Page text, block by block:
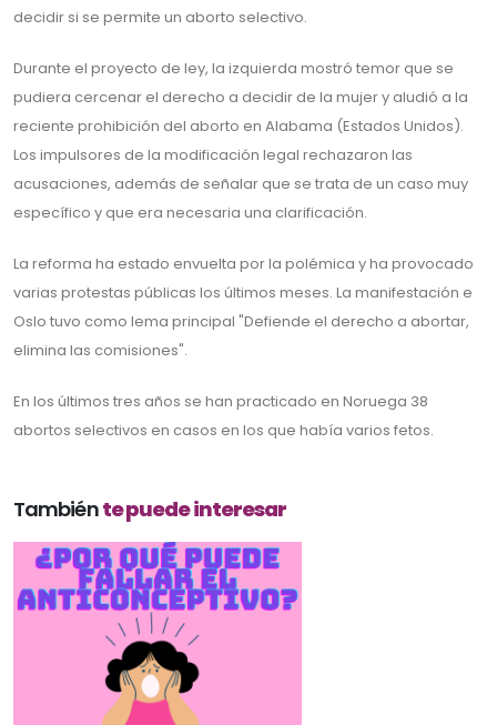
decidir si se permite un aborto selectivo.
Durante el proyecto de ley, la izquierda mostró temor que se
pudiera cercenar el derecho a decidir de la mujer y aludió a la
reciente prohibición del aborto en Alabama (Estados Unidos).
Los impulsores de la modificación legal rechazaron las
acusaciones, además de señalar que se trata de un caso muy
específico y que era necesaria una clarificación.
La reforma ha estado envuelta por la polémica y ha provocado
varias protestas públicas los últimos meses. La manifestación e
Oslo tuvo como lema principal "Defiende el derecho a abortar,
elimina las comisiones".
En los últimos tres años se han practicado en Noruega 38
abortos selectivos en casos en los que había varios fetos.
Tambiénte puede interesar